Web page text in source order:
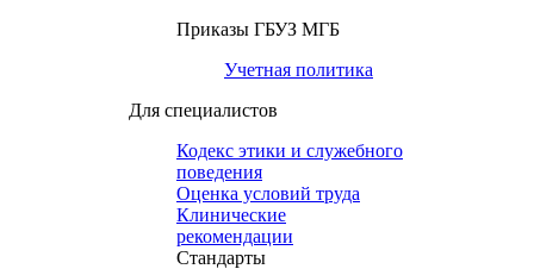
Приказы ГБУЗ МГБ
Учетная политика
Для специалистов
Кодекс этики и служебного
поведения
Оценка условий труда
Клинические
рекомендации
Cтандарты